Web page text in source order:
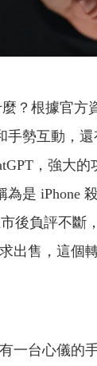
？根據官方
手勢互動，
，強大
為是 iPhone
後負評不斷
出售，這個
台心儀的手